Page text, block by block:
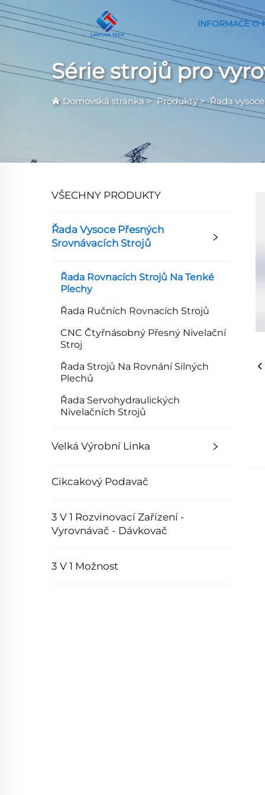
INFORMACE O
Série strojů pro
Domovská stránka>Produkty>Řada
VŠECHNY PRODUKTY
Řada Vysoce Přesných
Srovnávacích Strojů
Řada Rovnacích Strojů Na Tenké
Plechy
Řada Ručních Rovnacích Strojů
CNC Čtyřnásobný Přesný Nivelační
Stroj
Řada Strojů Na Rovnání Silných
Plechů
Řada Servohydraulických
Nivelačních Strojů
Velká Výrobní Linka
Cikcakový Podavač
3 V 1 Rozvinovací Zařízení -
Vyrovnávač - Dávkovač
3 V 1 Možnost